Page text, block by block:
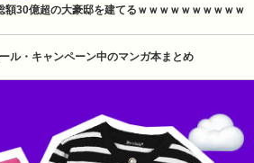
額30億超の大豪邸を建てるｗｗｗｗｗｗｗｗｗｗ
ル・キャンペーン中のマンガ本まとめ